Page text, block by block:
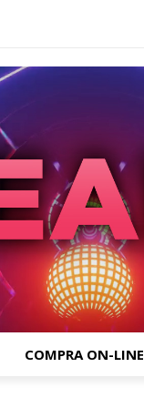
COMPRA ON-LINE